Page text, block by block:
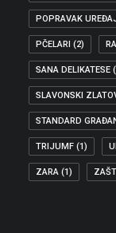
POPRAVAK
PČELARI (2)
SANA DELIKATESE
SLAVONSKI
STANDARD
TRIJUMF (1)
ZARA (1)